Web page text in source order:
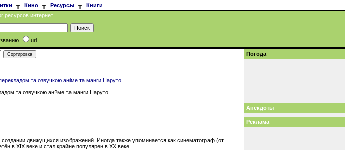
╥ Кино ╥ Ресурсы ╥
Книги
ресурсов интернет
url
та озвучкою анiме та манги Наруто
та озвучкою ан?ме та манги Наруто
движущихся изображений. Иногда также упоминается как синематограф (от
в XIX веке и стал крайне популярен в XX веке.
Погода
Анекдоты
Реклама